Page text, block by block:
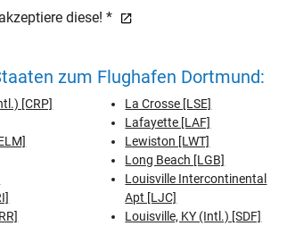
diese! *
zum Flughafen Dortmund:
[CRP]
La Crosse [LSE]
Lafayette [LAF]
Lewiston [LWT]
Long Beach [LGB]
Louisville Intercontinental
Apt [LJC]
Louisville, KY (Intl.) [SDF]